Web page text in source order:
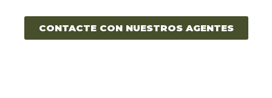
CONTACTE CON NUESTROS AGENTES